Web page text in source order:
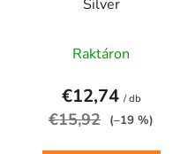
Silver
Raktáron
€12,74 / db
€15,92 (–19 %)